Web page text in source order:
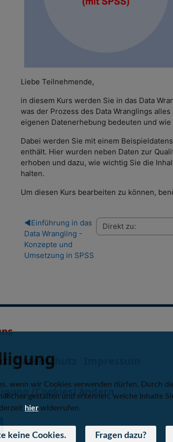
Liebe Teilnehmende,
in diesem Kurs werden Sie in das Data
was der Prozess des Data Wranglings
eigenen Datenerhebung bedeuten und
Dabei werden Sie mit einem
enthält. Hier wurden neben Daten zur
erhoben und dazu, wie wichtig Sie die
halten.
Um diesen Kurs bearbeiten zu können,
◀︎Einführung in das
Data Wrangling -
Konzepte und
Umsetzung in SPSS
Datenschutz
(Cookies) ändern
wenn wir Cookies verwenden dürfen. Durch
gestalten und erkennen, welche Inhalte
hier widerrufen.
keine Cookies. Fragen dazu?